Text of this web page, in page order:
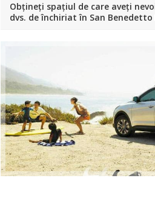
Obțineți spațiul de care aveți
dvs. de închiriat în San